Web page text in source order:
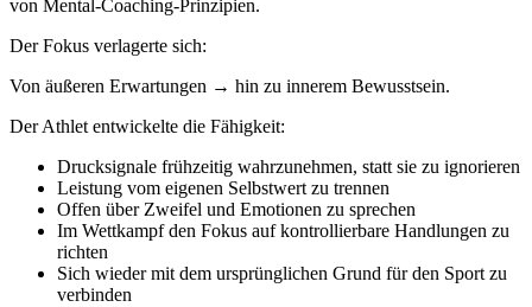
von Mental-Coaching-Prinzipien.
Der Fokus verlagerte sich:
Von äußeren Erwartungen → hin zu innerem Bewusstsein.
Der Athlet entwickelte die Fähigkeit:
Drucksignale frühzeitig wahrzunehmen, statt sie zu ignorieren
Leistung vom eigenen Selbstwert zu trennen
Offen über Zweifel und Emotionen zu sprechen
Im Wettkampf den Fokus auf kontrollierbare Handlungen zu
richten
Sich wieder mit dem ursprünglichen Grund für den Sport zu
verbinden